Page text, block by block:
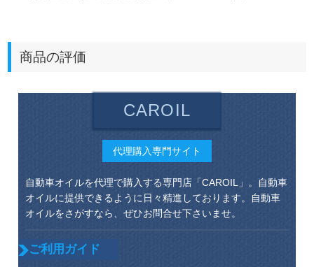
商品の評価
CAROIL
代理購入専門サイト
自動車オイルを代理で購入する専門店「CAROIL」。自動車
オイルに提供できるように日々精進しております。自動車
オイルをさがすなら、ぜひお問合せ下さいませ。
ご利用ガイド